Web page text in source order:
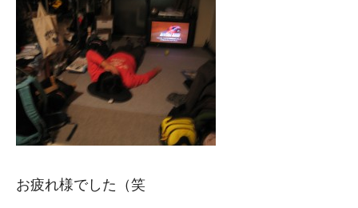
お疲れ様でした（笑